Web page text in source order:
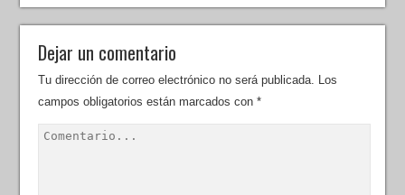
Dejar un comentario
Tu dirección de correo electrónico no será publicada. Los
campos obligatorios están marcados con*